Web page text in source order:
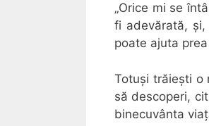
„Orice mi se
fi adevărată,
poate ajuta
Totuși trăiești o
să descoperi,
binecuvânta